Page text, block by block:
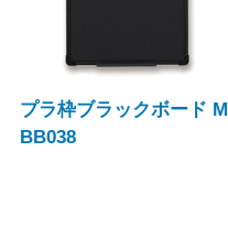
プラ枠ブラックボード M
BB038